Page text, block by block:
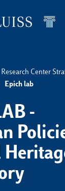
Research Center
Epich lab
-